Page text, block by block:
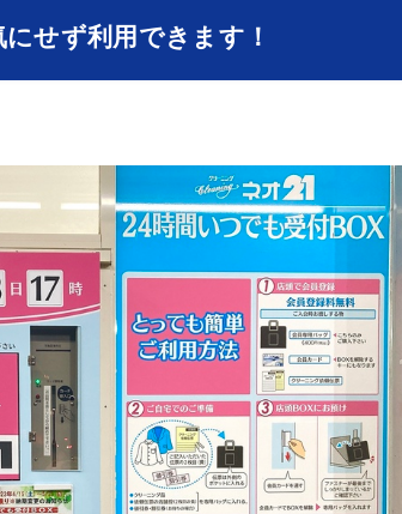
せず利用できます！